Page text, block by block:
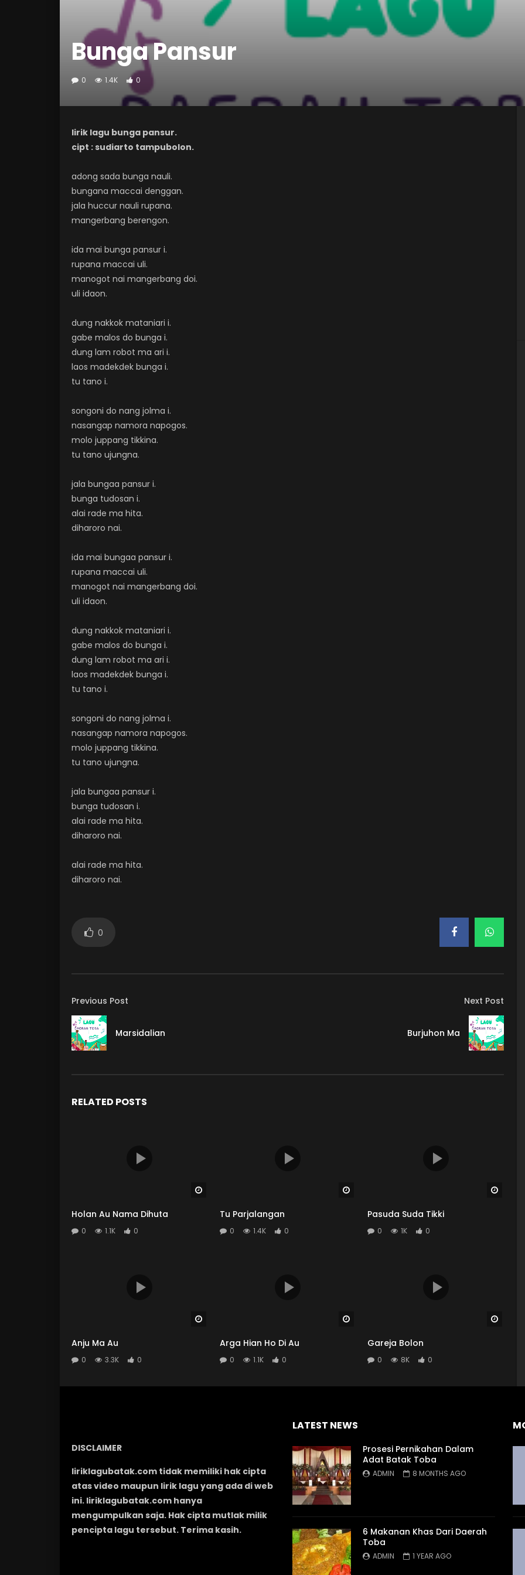
Bunga Pansur
0 1.4K 0
lirik lagu bunga pansur.
cipt : sudiarto tampubolon.
adong sada bunga nauli.
bungana maccai denggan.
jala huccur nauli rupana.
mangerbang berengon.
ida mai bunga pansur i.
rupana maccai uli.
manogot nai mangerbang doi.
uli idaon.
dung nakkok mataniari i.
gabe malos do bunga i.
dung lam robot ma ari i.
laos madekdek bunga i.
tu tano i.
songoni do nang jolma i.
nasangap namora napogos.
molo juppang tikkina.
tu tano ujungna.
jala bungaa pansur i.
bunga tudosan i.
alai rade ma hita.
diharoro nai.
ida mai bungaa pansur i.
rupana maccai uli.
manogot nai mangerbang doi.
uli idaon.
dung nakkok mataniari i.
gabe malos do bunga i.
dung lam robot ma ari i.
laos madekdek bunga i.
tu tano i.
songoni do nang jolma i.
nasangap namora napogos.
molo juppang tikkina.
tu tano ujungna.
jala bungaa pansur i.
bunga tudosan i.
alai rade ma hita.
diharoro nai.
alai rade ma hita.
diharoro nai.
0
Previous Post
Marsidalian
Next Post
Burjuhon Ma
RELATED POSTS
Holan Au Nama Dihuta
0 1.1K 0
Tu Parjalangan
0 1.4K 0
Pasuda Suda Tikki
0 1K 0
Anju Ma Au
0 3.3K 0
Arga Hian Ho Di Au
0 1.1K 0
Gareja Bolon
0 8K 0
DISCLAIMER
liriklagubatak.com tidak memiliki hak cipta
atas video maupun lirik lagu yang ada di web
ini. liriklagubatak.com hanya
mengumpulkan saja. Hak cipta mutlak milik
pencipta lagu tersebut. Terima kasih.
LATEST NEWS
Prosesi Pernikahan Dalam
Adat Batak Toba
ADMIN 8 MONTHS AGO
6 Makanan Khas Dari Daerah
Toba
ADMIN 1 YEAR AGO